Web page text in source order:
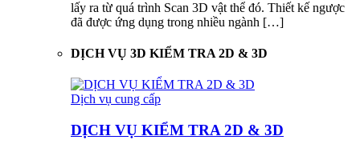
lấy ra từ quá trình Scan 3D vật thể đó. Thiết kế ngược
đã được ứng dụng trong nhiều ngành […]
DỊCH VỤ 3D KIỂM TRA 2D & 3D
Dịch vụ cung cấp
DỊCH VỤ KIỂM TRA 2D & 3D